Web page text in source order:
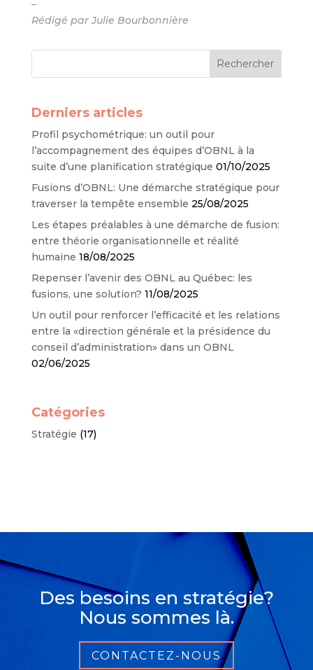
–
Rédigé par Julie Bourbonnière
Derniers articles
Profil psychométrique: un outil pour
l’accompagnement des équipes d’OBNL à la
suite d’une planification stratégique 01/10/2025
Fusions d’OBNL: Une démarche stratégique pour
traverser la tempête ensemble 25/08/2025
Les étapes préalables à une démarche de fusion:
entre théorie organisationnelle et réalité
humaine 18/08/2025
Repenser l’avenir des OBNL au Québec: les
fusions, une solution? 11/08/2025
Un outil pour renforcer l’efficacité et les relations
entre la «direction générale et la présidence du
conseil d’administration» dans un OBNL
02/06/2025
Catégories
Stratégie (17)
Des besoins en stratégie?
Nous sommes là.
CONTACTEZ-NOUS